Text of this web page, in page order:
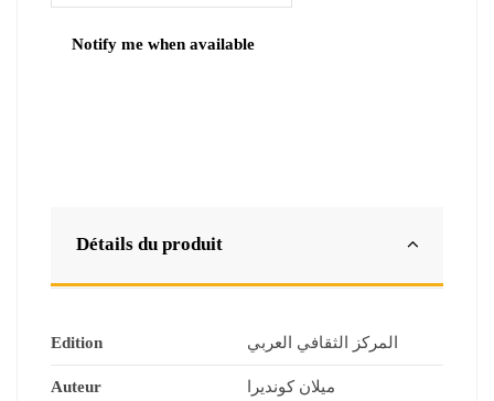
Détails du produit
Edition المركز الثقافي العربي
Auteur ميلان كونديرا